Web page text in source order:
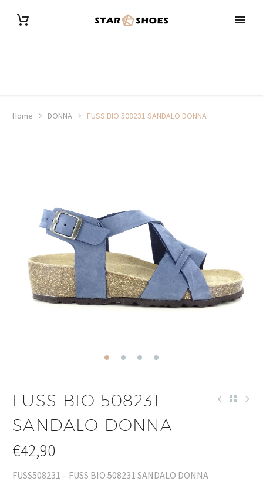
Home DONNA FUSS BIO 508231 SANDALO DONNA
FUSS BIO 508231
SANDALO DONNA
€42,90
FUSS508231 – FUSS BIO 508231 SANDALO DONNA